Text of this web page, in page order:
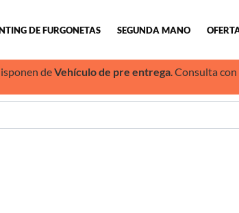
DE FURGONETAS SEGUNDA MANO
deVehículo de pre entrega. Consulta